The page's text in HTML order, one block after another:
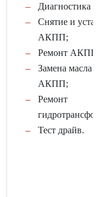
Диагностика
Снятие и
АКПП;
Ремонт АКПП;
Замена масла в
АКПП;
Ремонт
Тест драйв.